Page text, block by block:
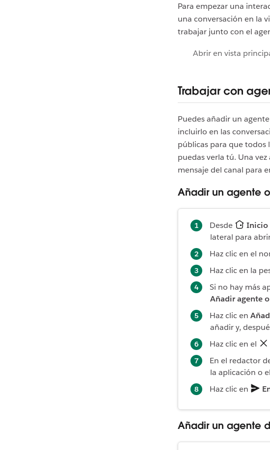
Para empezar una
una conversación en la
trabajar junto con el
Abrir en vista
Trabajar con
Puedes añadir un
incluirlo en las
públicas para que todos
puedas verla tú. Una
mensaje del canal para
Añadir un agente
Desde Inicio
lateral para
Haz clic en el
Haz clic en la
Si no hay más
Añadir agente
Haz clic en
añadir y,
Haz clic en el
En el redactor
la aplicación o
Haz clic en
Añadir un agente